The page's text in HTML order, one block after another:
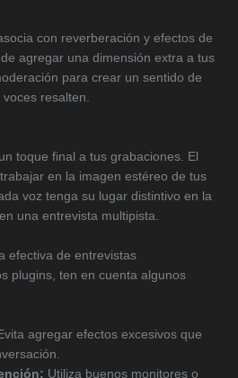
con reverberación y efectos de
agregar una dimensión extra a tus
para crear un sentido de
resalten.
toque final a tus grabaciones. El
en la imagen estéreo de tus
voz tenga su lugar distintivo en la
una entrevista multipista.
efectiva de entrevistas
plugins, ten en cuenta algunos
agregar efectos excesivos que
Utiliza buenos monitores o